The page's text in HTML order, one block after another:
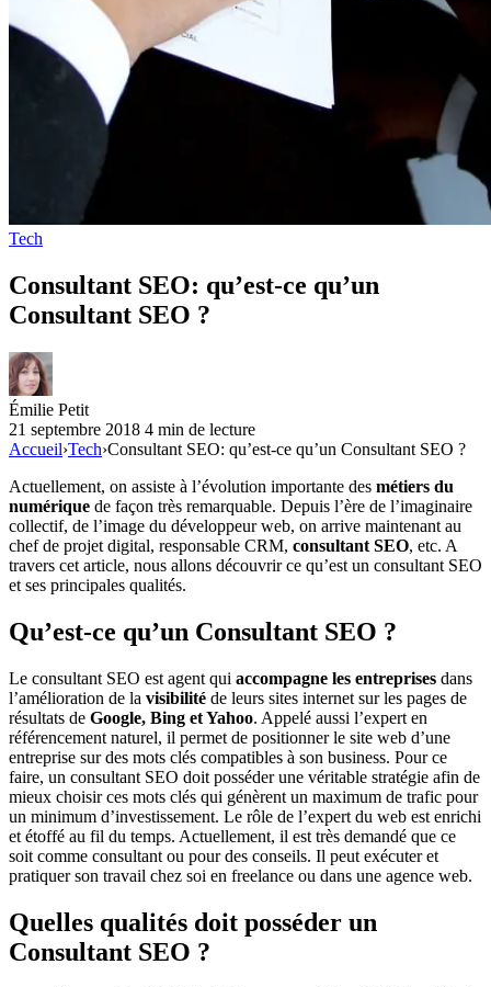
Tech
Consultant SEO: qu’est-ce qu’un
Consultant SEO ?
Émilie Petit
21 septembre 2018 4 min de lecture
Accueil›Tech›Consultant SEO: qu’est-ce qu’un Consultant SEO ?
Actuellement, on assiste à l’évolution importante des métiers du
numérique de façon très remarquable. Depuis l’ère de l’imaginaire
collectif, de l’image du développeur web, on arrive maintenant au
chef de projet digital, responsable CRM, consultant SEO, etc. A
travers cet article, nous allons découvrir ce qu’est un consultant SEO
et ses principales qualités.
Qu’est-ce qu’un Consultant SEO ?
Le consultant SEO est agent qui accompagne les entreprises dans
l’amélioration de la visibilité de leurs sites internet sur les pages de
résultats de Google, Bing et Yahoo. Appelé aussi l’expert en
référencement naturel, il permet de positionner le site web d’une
entreprise sur des mots clés compatibles à son business. Pour ce
faire, un consultant SEO doit posséder une véritable stratégie afin de
mieux choisir ces mots clés qui génèrent un maximum de trafic pour
un minimum d’investissement. Le rôle de l’expert du web est enrichi
et étoffé au fil du temps. Actuellement, il est très demandé que ce
soit comme consultant ou pour des conseils. Il peut exécuter et
pratiquer son travail chez soi en freelance ou dans une agence web.
Quelles qualités doit posséder un
Consultant SEO ?